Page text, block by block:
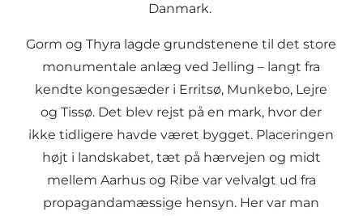
Danmark.
Gorm og Thyra lagde grundstenene til det store
monumentale anlæg ved Jelling – langt fra
kendte kongesæder i Erritsø, Munkebo, Lejre
og Tissø. Det blev rejst på en mark, hvor der
ikke tidligere havde været bygget. Placeringen
højt i landskabet, tæt på hærvejen og midt
mellem Aarhus og Ribe var velvalgt ud fra
propagandamæssige hensyn. Her var man